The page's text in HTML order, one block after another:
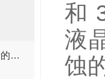
扩散硅压力变送器仍是压力测量的经济选择
和
液
蚀